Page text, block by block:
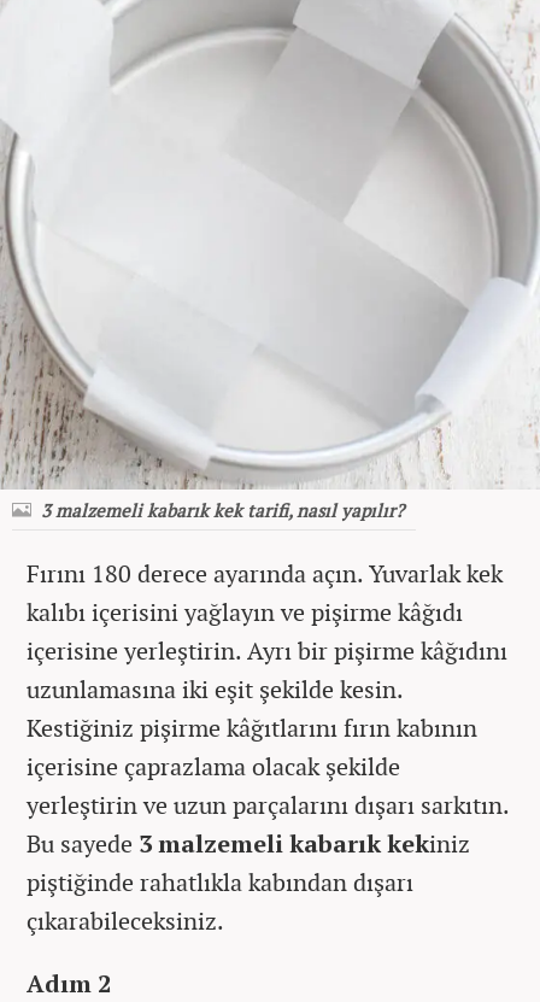
3 malzemeli kabarık kek tarifi, nasıl yapılır?
Fırını 180 derece ayarında açın. Yuvarlak kek
kalıbı içerisini yağlayın ve pişirme kâğıdı
içerisine yerleştirin. Ayrı bir pişirme kâğıdını
uzunlamasına iki eşit şekilde kesin.
Kestiğiniz pişirme kâğıtlarını fırın kabının
içerisine çaprazlama olacak şekilde
yerleştirin ve uzun parçalarını dışarı sarkıtın.
Bu sayede 3 malzemeli kabarık kekiniz
piştiğinde rahatlıkla kabından dışarı
çıkarabileceksiniz.
Adım 2